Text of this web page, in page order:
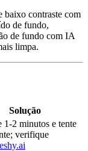
baixo contraste com
de fundo,
de fundo com IA
limpa.
Solução
1-2 minutos e tente
verifique